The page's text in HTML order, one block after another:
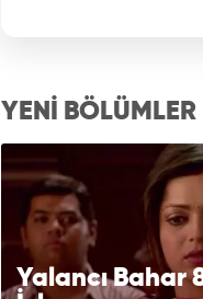
YENİ BÖLÜMLER
Yalancı Bahar